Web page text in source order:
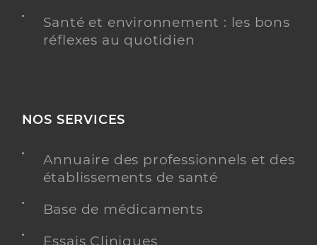
Santé et environnement : les bons
réflexes au quotidien
NOS SERVICES
Annuaire des professionnels et des
établissements de santé
Base de médicaments
Essais Cliniques